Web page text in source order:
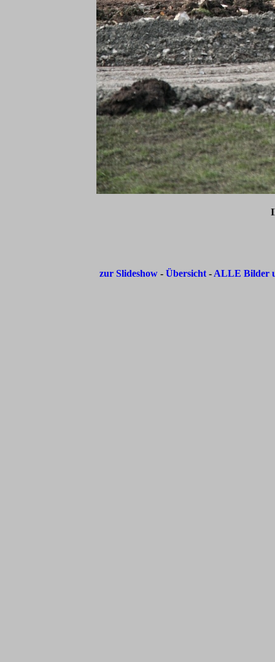
zur Slideshow- Übersicht - ALLE Bilder